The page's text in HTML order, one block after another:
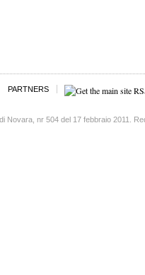
PARTNERS
Novara, nr 504 del 17 febbraio 2011.